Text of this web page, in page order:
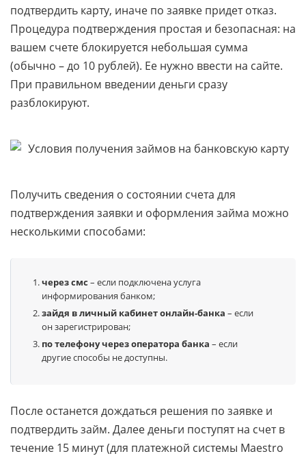
подтвердить карту, иначе по заявке придет отказ.
Процедура подтверждения простая и безопасная: на
вашем счете блокируется небольшая сумма
(обычно – до 10 рублей). Ее нужно ввести на сайте.
При правильном введении деньги сразу
разблокируют.
Получить сведения о состоянии счета для
подтверждения заявки и оформления займа можно
несколькими способами:
через смс – если подключена услуга
информирования банком;
зайдя в личный кабинет онлайн-банка – если
он зарегистрирован;
по телефону через оператора банка – если
другие способы не доступны.
После останется дождаться решения по заявке и
подтвердить займ. Далее деньги поступят на счет в
течение 15 минут (для платежной системы Maestro